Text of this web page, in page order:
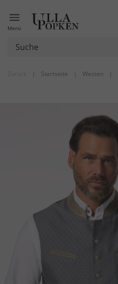
Menü
| Startseite | Westen |